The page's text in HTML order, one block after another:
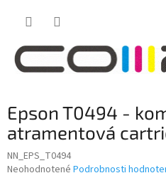
Epson T0494 -
atramentová
NN_EPS_T0494
Priemerné
Neohodnotené Podrobnosti